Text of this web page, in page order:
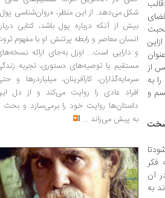
از
به
و
سخت
فکر
آن
به
شکل می‌دهد. از این منظر، «روان‌شناسی
بیش از آنکه درباره پول باشد، کتابی
انسان معاصر و رابطه پرتنش او با مفهوم
و دارایی است... اوزل به‌جای ارائه
مستقیم یا توصیه‌های دستوری، تجربه
سرمایه‌گذاران، کارآفرینان، میلیاردرها و
افراد عادی را روایت می‌کند و از دل
داستان‌ها روایت خود را برمی‌سازد و بحث
به پیش می‌راند ...